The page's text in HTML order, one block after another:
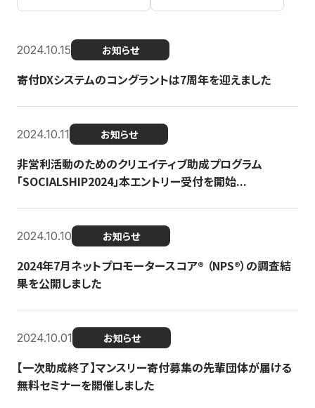
2024.10.15 お知らせ
寄付DXシステムのコングラントは7周年を迎えました
2024.10.11 お知らせ
非営利活動のためのクリエイティブ助成プログラム
「SOCIALSHIP2024」本エントリー受付を開始...
2024.10.10 お知らせ
2024年7月ネットプロモータースコア®︎ （NPS®︎）の調査結
果を公開しました
2024.10.01 お知らせ
【一次助成終了】マンスリー寄付募集の先輩団体が届ける
無料セミナーを開催しました